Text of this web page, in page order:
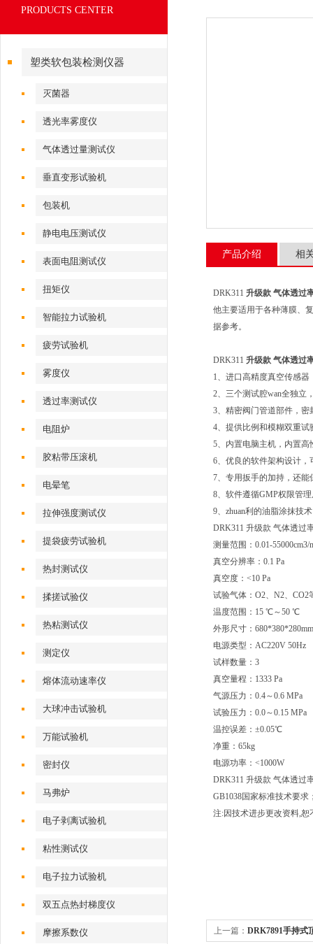
PRODUCTS CENTER
塑类软包装检测仪器
灭菌器
透光率雾度仪
气体透过量测试仪
垂直变形试验机
包装机
静电电压测试仪
表面电阻测试仪
扭矩仪
智能拉力试验机
疲劳试验机
雾度仪
透过率测试仪
电阻炉
胶粘带压滚机
电晕笔
拉伸强度测试仪
提袋疲劳试验机
热封测试仪
揉搓试验仪
热粘测试仪
测定仪
熔体流动速率仪
大球冲击试验机
万能试验机
密封仪
马弗炉
电子剥离试验机
粘性测试仪
电子拉力试验机
双五点热封梯度仪
摩擦系数仪
产品介绍 相
DRK311 升级款 气体透过
他主要适用于各种薄膜、
据参考。
DRK311 升级款 气体透过
1、进口高精度真空传感器
2、三个测试腔wan全独立
3、精密阀门管道部件，密
4、提供比例和模糊双重试
5、内置电脑主机，内置
6、优良的软件架构设计
7、专用扳手的加持，还
8、软件遵循GMP权限管
9、zhuan利的油脂涂抹技
DRK311 升级款 气体透过
测量范围：0.01-55000cm3/
真空分辨率：0.1 Pa
真空度：<10 Pa
试验气体：O2、N2、CO2
温度范围：15 ℃～50 ℃
外形尺寸：680*380*280mm
电源类型：AC220V 50Hz
试样数量：3
真空量程：1333 Pa
气源压力：0.4～0.6 MPa
试验压力：0.0～0.15 MPa
温控误差：±0.05℃
净重：65kg
电源功率：<1000W
DRK311 升级款 气体透过
GB1038国家标准技术要求
注:因技术进步更改资料,
上一篇： DRK7891手持式